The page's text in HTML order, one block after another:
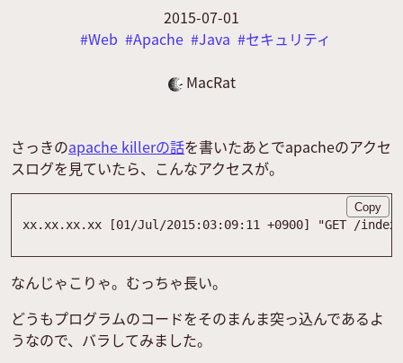
2015-07-01
Web
Apache Java
セキュリティ
MacRat
さっきのapache killerの話を書いたあとでapacheのアクセ
スログを見ていたら、こんなアクセスが。
Copy
なんじゃこりゃ。むっちゃ長い。
どうもプログラムのコードをそのまんま突っ込んであるよ
うなので、バラしてみました。